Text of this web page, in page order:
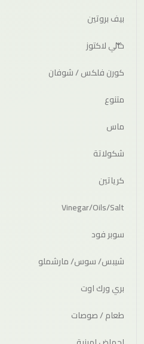
بيف بروتين
خالي لاكتوز
كورن فلكس / شوفان
متنوع
ماس
شكولاتة
كرياتين
Vinegar/Oils/Salt
سوبر فود
شيبس/ سوس/ مارشملو
بري ورك اوت
طعام / صوصات